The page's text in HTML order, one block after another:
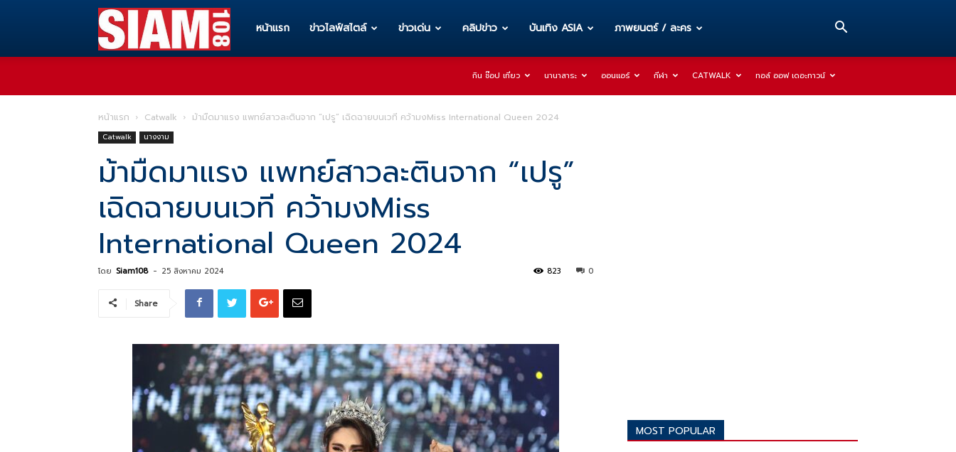
Siam108
ทุก
เรื่อง
ราว
ที่
เป็น
หน้าแรก ข่าวไลฟ์สไตล์ ข่าวเด่น คลิปข่าว บันเทิง ASIA ภาพยนตร์ / ละคร
กิน ช๊อป เที่ยว นานาสาระ ออนแอร์ กีฬา CATWALK ทอล์ ออฟ เดอะทาวน์
หน้าแรก Catwalk ม้ามืดมาแรง แพทย์สาวละตินจาก “เปรู” เฉิดฉายบนเวที คว้ามงMiss International Queen 2024
Catwalk นางงาม
ม้ามืดมาแรง แพทย์สาวละตินจาก “เปรู”
เฉิดฉายบนเวที คว้ามงMiss
International Queen 2024
โดย Siam108 - 25 สิงหาคม 2024 0
823
Share
MOST POPULAR